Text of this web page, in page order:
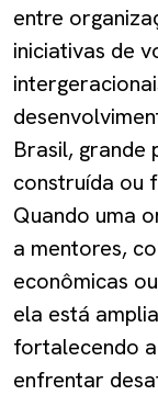
entre
iniciativas de
Brasil, grande
construída ou
Quando uma
a mentores,
econômicas
ela está
fortalecendo
enfrentar